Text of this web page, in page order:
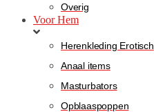
Overig
Voor Hem
Herenkleding Erotisch
Anaal items
Masturbators
Opblaaspoppen